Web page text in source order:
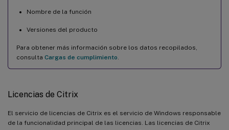
Nombre de la función
Versiones del producto
Para obtener más información sobre los datos recopilados,
consulta Cargas de cumplimiento
Licencias de Citrix
El servicio de licencias de Citrix es el servicio de Windows responsable
de la funcionalidad principal de las licencias. Las licencias de Citrix